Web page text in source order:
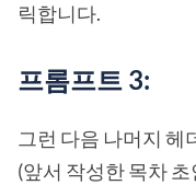
릭합니다.
프롬프트 3:
그런 다음 나머지
(앞서 작성한 목차